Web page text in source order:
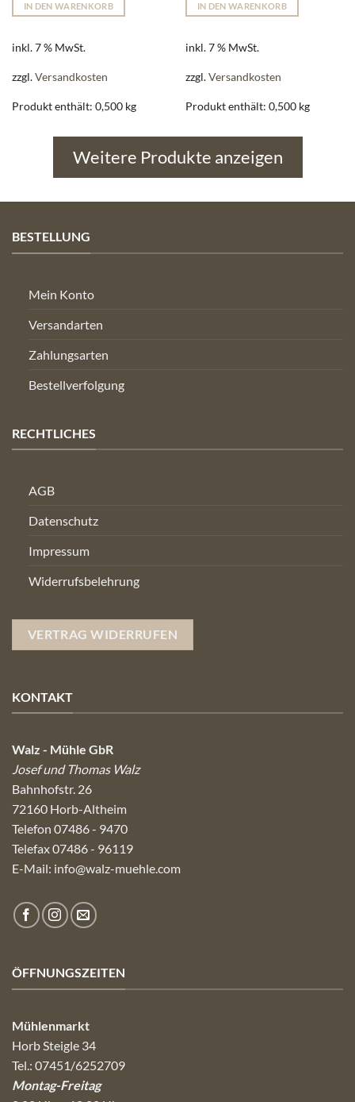
IN DEN WARENKORB
inkl. 7 % MwSt.
zzgl.Versandkosten
Produkt enthält: 0,500 kg
IN DEN WARENKORB
inkl. 7 % MwSt.
zzgl.Versandkosten
Produkt enthält: 0,500 kg
Weitere Produkte anzeigen
BESTELLUNG
Mein Konto
Versandarten
Zahlungsarten
Bestellverfolgung
RECHTLICHES
AGB
Datenschutz
Impressum
Widerrufsbelehrung
VERTRAG WIDERRUFEN
KONTAKT
Walz - Mühle GbR
Josef und Thomas Walz
Bahnhofstr. 26
72160 Horb-Altheim
Telefon 07486 - 9470
Telefax 07486 - 96119
E-Mail: info@walz-muehle.com
ÖFFNUNGSZEITEN
Mühlenmarkt
Horb Steigle 34
Tel.: 07451/6252709
Montag-Freitag